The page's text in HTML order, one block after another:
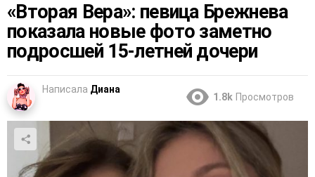
«Вторая Вера»: певица Брежнева
показала новые фото заметно
подросшей 15-летней дочери
Написала Диана
1.8k Просмотров